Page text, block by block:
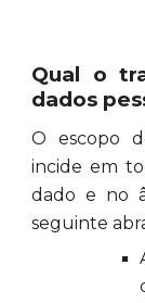
Qual o
dados
O escopo
incide em
dado e no
seguinte